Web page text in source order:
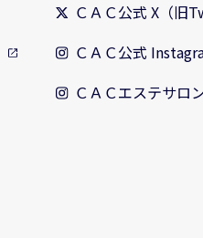
ＣＡＣ公式 X（旧
ＣＡＣ公式
ＣＡＣエステサロ